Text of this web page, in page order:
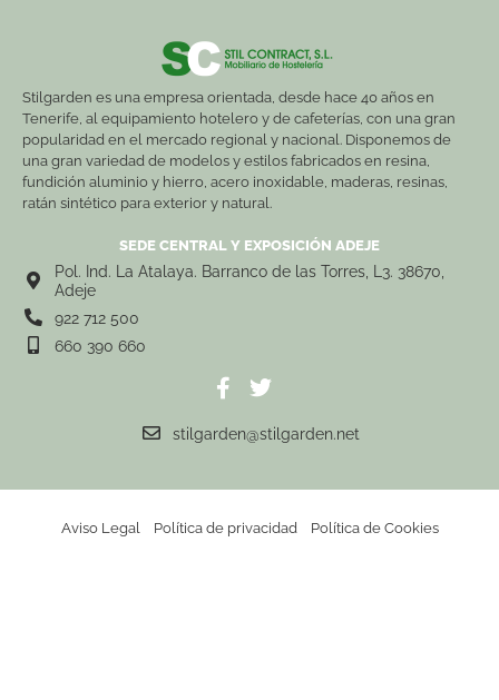
Stilgarden es una empresa orientada, desde hace 40 años en
Tenerife, al equipamiento hotelero y de cafeterías, con una gran
popularidad en el mercado regional y nacional. Disponemos de
una gran variedad de modelos y estilos fabricados en resina,
fundición aluminio y hierro, acero inoxidable, maderas, resinas,
ratán sintético para exterior y natural.
SEDE CENTRAL Y EXPOSICIÓN ADEJE
Pol. Ind. La Atalaya. Barranco de las Torres, L3. 38670,
Adeje
922 712 500
660 390 660
stilgarden@stilgarden.net
Aviso Legal Política de privacidad Política de Cookies